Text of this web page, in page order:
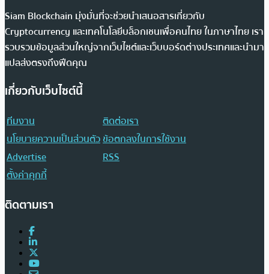
Siam Blockchain มุ่งมั่นที่จะช่วยนำเสนอสารเกี่ยวกับ
Cryptocurrency และเทคโนโลยีบล็อกเชนเพื่อคนไทย ในภาษาไทย เรา
รวบรวมข้อมูลส่วนใหญ่จากเว็บไซต์และเว็บบอร์ดต่างประเทศและนำมา
แปลส่งตรงถึงฟีดคุณ
เกี่ยวกับเว็บไซต์นี้
ทีมงาน
ติดต่อเรา
นโยบายความเป็นส่วนตัวข้อตกลงในการใช้งาน
Advertise
RSS
ตั้งค่าคุกกี้
ติดตามเรา